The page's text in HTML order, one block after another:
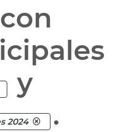
y
2024 .